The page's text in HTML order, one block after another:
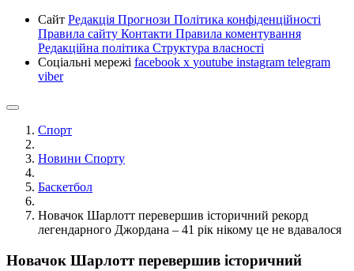
Сайт Редакція Прогнози Політика конфіденційності
Правила сайту Контакти Правила коментування
Редакційна політика Структура власності
Соціальні мережі facebook x youtube instagram telegram
viber
Спорт
Новини Спорту
Баскетбол
Новачок Шарлотт перевершив історичний рекорд
легендарного Джордана – 41 рік нікому це не вдавалося
Новачок Шарлотт перевершив історичний